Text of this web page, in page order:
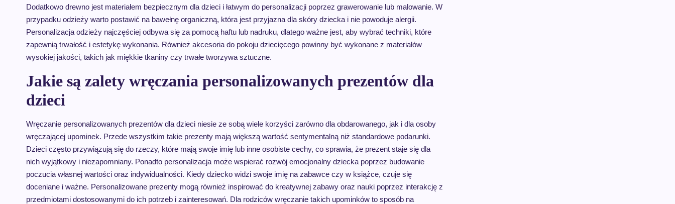
Dodatkowo drewno jest materiałem bezpiecznym dla dzieci i łatwym do personalizacji poprzez grawerowanie lub malowanie. W
przypadku odzieży warto postawić na bawełnę organiczną, która jest przyjazna dla skóry dziecka i nie powoduje alergii.
Personalizacja odzieży najczęściej odbywa się za pomocą haftu lub nadruku, dlatego ważne jest, aby wybrać techniki, które
zapewnią trwałość i estetykę wykonania. Również akcesoria do pokoju dziecięcego powinny być wykonane z materiałów
wysokiej jakości, takich jak miękkie tkaniny czy trwałe tworzywa sztuczne.
Jakie są zalety wręczania personalizowanych prezentów dla
dzieci
Wręczanie personalizowanych prezentów dla dzieci niesie ze sobą wiele korzyści zarówno dla obdarowanego, jak i dla osoby
wręczającej upominek. Przede wszystkim takie prezenty mają większą wartość sentymentalną niż standardowe podarunki.
Dzieci często przywiązują się do rzeczy, które mają swoje imię lub inne osobiste cechy, co sprawia, że prezent staje się dla
nich wyjątkowy i niezapomniany. Ponadto personalizacja może wspierać rozwój emocjonalny dziecka poprzez budowanie
poczucia własnej wartości oraz indywidualności. Kiedy dziecko widzi swoje imię na zabawce czy w książce, czuje się
doceniane i ważne. Personalizowane prezenty mogą również inspirować do kreatywnej zabawy oraz nauki poprzez interakcję z
przedmiotami dostosowanymi do ich potrzeb i zainteresowań. Dla rodziców wręczanie takich upominków to sposób na